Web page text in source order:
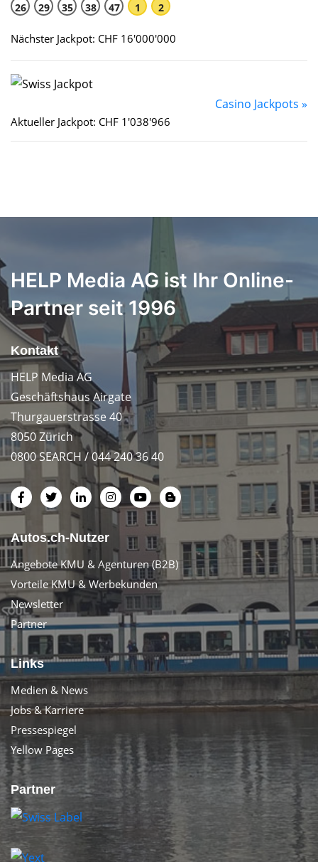
26 29 35 38 47 1 2
Nächster Jackpot: CHF 16'000'000
Casino Jackpots »
Aktueller Jackpot: CHF 1'038'966
HELP Media AG ist Ihr Online-
Partner seit 1996
Kontakt
HELP Media AG
Geschäftshaus Airgate
Thurgauerstrasse 40
8050 Zürich
0800 SEARCH / 044 240 36 40
Autos.ch-Nutzer
Angebote KMU & Agenturen (B2B)
Vorteile KMU & Werbekunden
Newsletter
Partner
Links
Medien & News
Jobs & Karriere
Pressespiegel
Yellow Pages
Partner